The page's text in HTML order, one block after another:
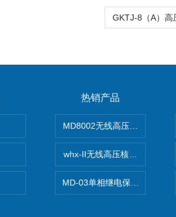
热销产品
MD8002无线高压核相仪
whx-II无线高压核相仪
MD-03单相继电保护测试仪价